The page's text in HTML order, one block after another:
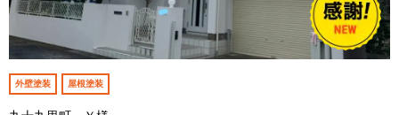
外壁塗装 屋根塗装